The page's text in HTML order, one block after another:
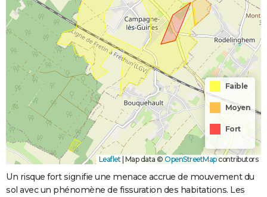
Faible
Moyen
Fort
Leaflet Map data © OpenStreetMapcontributors
Un risque fort signifie une menace accrue de mouvement du
sol avec un phénomène de fissuration des habitations. Les